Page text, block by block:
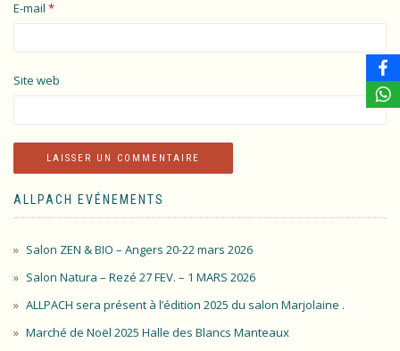
E-mail *
Site web
ALLPACH EVÉNEMENTS
Salon ZEN & BIO – Angers 20-22 mars 2026
Salon Natura – Rezé 27 FEV. – 1 MARS 2026
ALLPACH sera présent à l’édition 2025 du salon Marjolaine .
Marché de Noël 2025 Halle des Blancs Manteaux